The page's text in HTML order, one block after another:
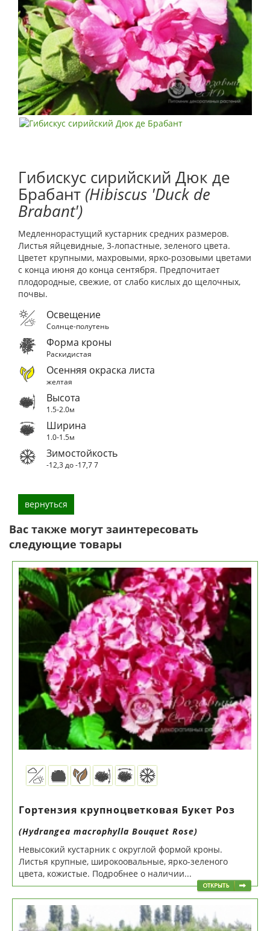
Гибискус сирийский Дюк де
Брабант (Hibiscus 'Duck de
Brabant')
Медленнорастущий кустарник средних размеров.
Листья яйцевидные, 3-лопастные, зеленого цвета.
Цветет крупными, махровыми, ярко-розовыми цветами
с конца июня до конца сентября. Предпочитает
плодородные, свежие, от слабо кислых до щелочных,
почвы.
Освещение
Солнце-полутень
Форма кроны
Раскидистая
Осенняя окраска листа
желтая
Высота
1.5-2.0м
Ширина
1.0-1.5м
Зимостойкость
-12,3 до -17,77
вернуться
Вас также могут заинтересовать
следующие товары
Гортензия крупноцветковая Букет Роз
(Hydrangea macrophylla Bouquet Rose)
Невысокий кустарник с округлой формой кроны.
Листья крупные, широкоовальные, ярко-зеленого
цвета, кожистые. Подробнее о наличии...